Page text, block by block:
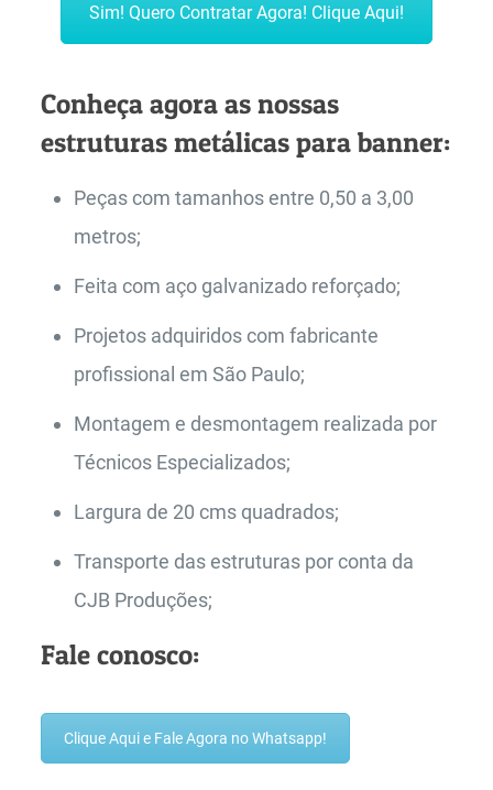
Sim! Quero Contratar Agora! Clique Aqui!
Conheça agora as nossas
estruturas metálicas para banner:
Peças com tamanhos entre 0,50 a 3,00
metros;
Feita com aço galvanizado reforçado;
Projetos adquiridos com fabricante
profissional em São Paulo;
Montagem e desmontagem realizada por
Técnicos Especializados;
Largura de 20 cms quadrados;
Transporte das estruturas por conta da
CJB Produções;
Fale conosco:
Clique Aqui e Fale Agora no Whatsapp!